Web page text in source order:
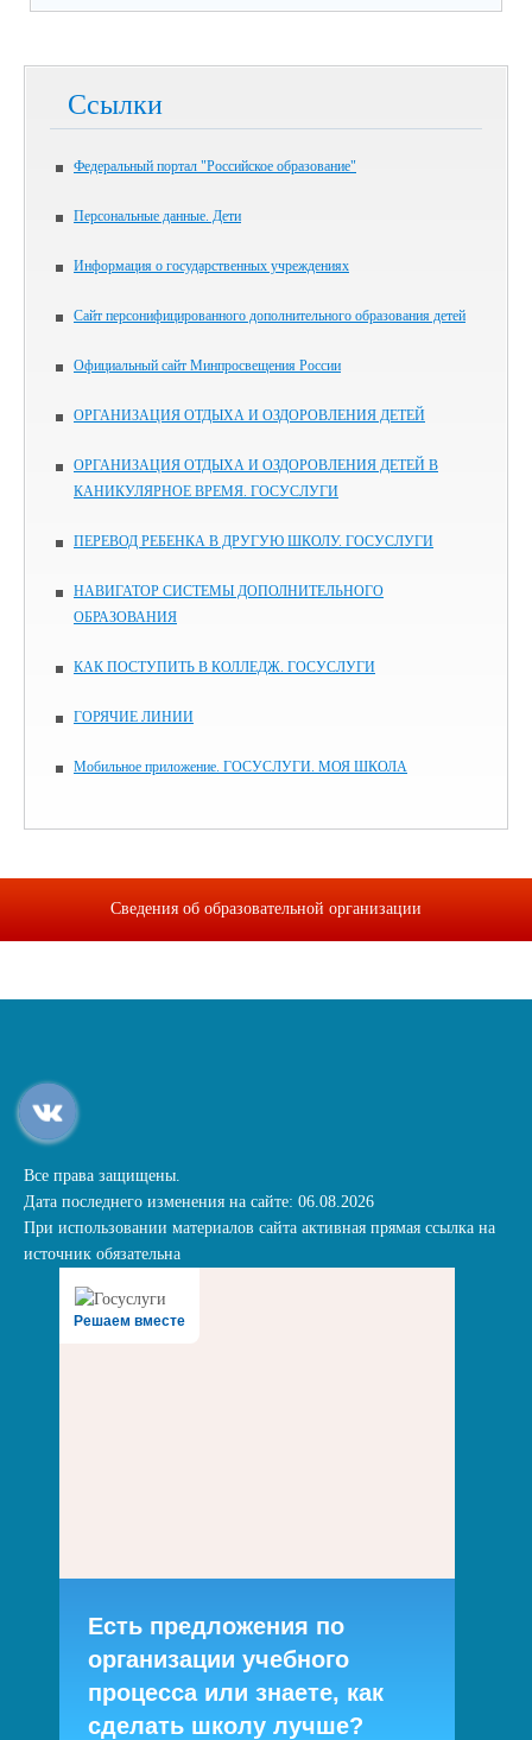
Ссылки
Федеральный портал "Российское образование"
Персональные данные. Дети
Информация о государственных учреждениях
Сайт персонифицированного дополнительного образования детей
Официальный сайт Минпросвещения России
ОРГАНИЗАЦИЯ ОТДЫХА И ОЗДОРОВЛЕНИЯ ДЕТЕЙ
ОРГАНИЗАЦИЯ ОТДЫХА И ОЗДОРОВЛЕНИЯ ДЕТЕЙ В
КАНИКУЛЯРНОЕ ВРЕМЯ. ГОСУСЛУГИ
ПЕРЕВОД РЕБЕНКА В ДРУГУЮ ШКОЛУ. ГОСУСЛУГИ
НАВИГАТОР СИСТЕМЫ ДОПОЛНИТЕЛЬНОГО
ОБРАЗОВАНИЯ
КАК ПОСТУПИТЬ В КОЛЛЕДЖ. ГОСУСЛУГИ
ГОРЯЧИЕ ЛИНИИ
Мобильное приложение. ГОСУСЛУГИ. МОЯ ШКОЛА
Сведения об образовательной организации
Все права защищены.
Дата последнего изменения на сайте: 06.08.2026
При использовании материалов сайта активная прямая ссылка на
источник обязательна
Решаем вместе
Есть предложения по
организации учебного
процесса или знаете, как
сделать школу лучше?